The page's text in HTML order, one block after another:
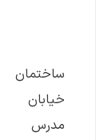
ساختمان
خیابان
مدرس